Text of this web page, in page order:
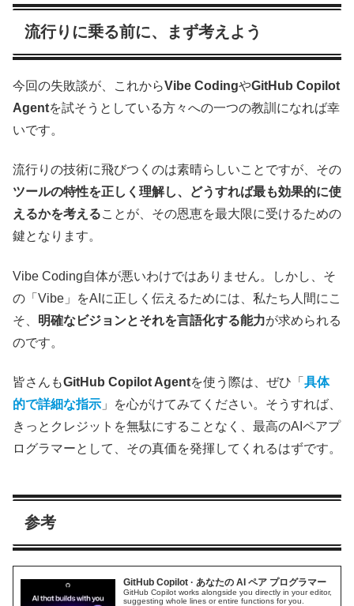
流行りに乗る前に、まず考えよう
今回の失敗談が、これからVibe CodingやGitHub Copilot
Agentを試そうとしている方々への一つの教訓になれば幸
いです。
流行りの技術に飛びつくのは素晴らしいことですが、その
ツールの特性を正しく理解し、どうすれば最も効果的に使
えるかを考えることが、その恩恵を最大限に受けるための
鍵となります。
Vibe Coding自体が悪いわけではありません。しかし、そ
の「Vibe」をAIに正しく伝えるためには、私たち人間にこ
そ、 明確なビジョンとそれを言語化する能力が求められる
のです。
皆さんもGitHub Copilot Agentを使う際は、ぜひ「 具体
的で詳細な指示 」を心がけてみてください。そうすれば、
きっとクレジットを無駄にすることなく、最高のAIペアプ
ログラマーとして、その真価を発揮してくれるはずです。
参考
GitHub Copilot · あなたの AI ペア プログラマー
GitHub Copilot works alongside you directly in your editor,
suggesting whole lines or entire functions for you.